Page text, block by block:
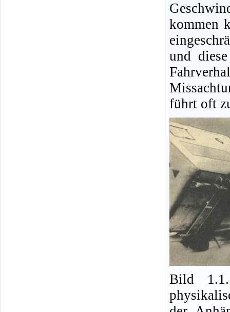
kommen
und
führt oft
Bild 1.1.